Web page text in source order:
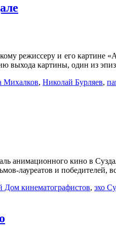
режиссеру и его картине
выхода картины, один из
Михалков, Николай Бурляев,
анимационного кино в
лауреатов и победителей,
Дом кинематографистов, эхо